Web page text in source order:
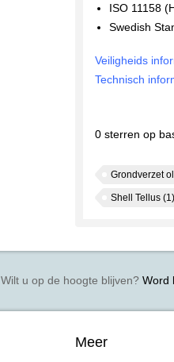
ISO 11158
Swedish
Veiligheids
Technisch
0 sterren op
Grondverzet
Shell Tellus (1)
Wilt u op de hoogte blijven?Word
Meer